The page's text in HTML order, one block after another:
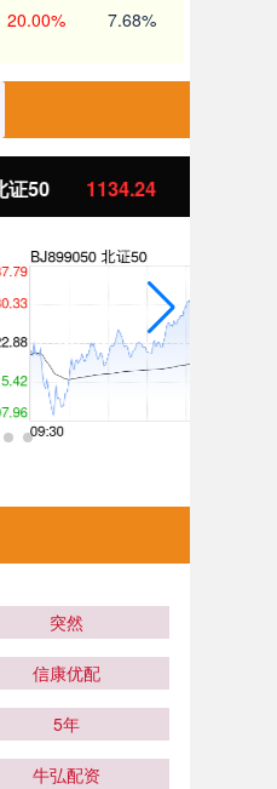
20.00% 7.68%
11.37 1.01%
突然
信康优配
5年
牛弘配资